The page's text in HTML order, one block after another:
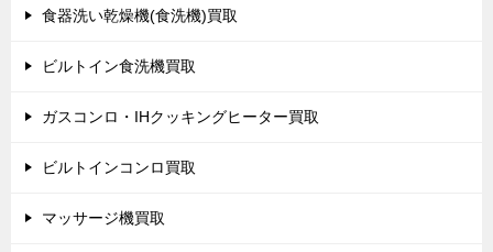
食器洗い乾燥機(食洗機)買取
ビルトイン食洗機買取
ガスコンロ・IHクッキングヒーター買取
ビルトインコンロ買取
マッサージ機買取